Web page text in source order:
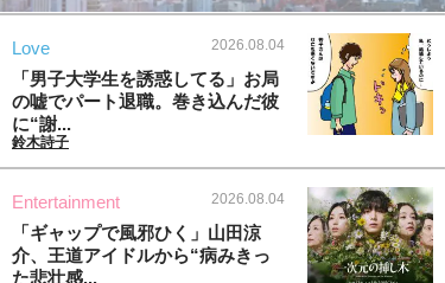
Love 2026.08.04
「男子大学生を誘惑してる」お局
の嘘でパート退職。巻き込んだ彼
に“謝...
鈴木詩子
Entertainment 2026.08.04
「ギャップで風邪ひく」山田涼
介、王道アイドルから“病みきっ
た悲壮感...